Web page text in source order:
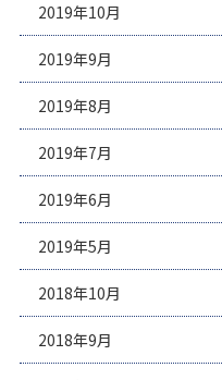
2019年10月
2019年9月
2019年8月
2019年7月
2019年6月
2019年5月
2018年10月
2018年9月